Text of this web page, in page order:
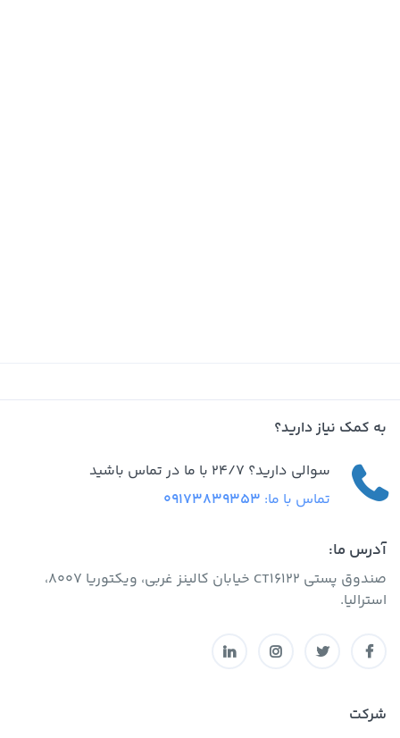
به کمک نیاز دارید؟
سوالی دارید؟ 24/7 با ما در تماس باشید
تماس با ما: 09173839353
آدرس ما:
صندوق پستی CT16122 خیابان کالینز غربی، ویکتوریا 8007،
استرالیا.
شرکت